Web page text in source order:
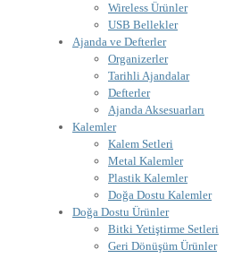
Wireless Ürünler
USB Bellekler
Ajanda ve Defterler
Organizerler
Tarihli Ajandalar
Defterler
Ajanda Aksesuarları
Kalemler
Kalem Setleri
Metal Kalemler
Plastik Kalemler
Doğa Dostu Kalemler
Doğa Dostu Ürünler
Bitki Yetiştirme Setleri
Geri Dönüşüm Ürünler